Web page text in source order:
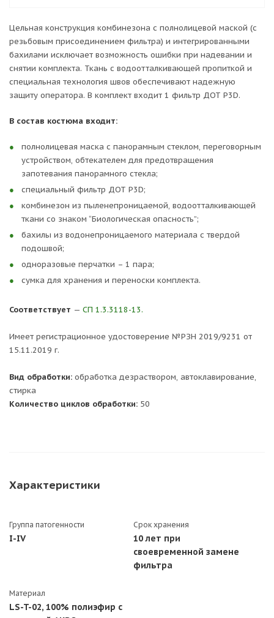
Цельная конструкция комбинезона с полнолицевой маской (с
резьбовым присоединением фильтра) и интегрированными
бахилами исключает возможность ошибки при надевании и
снятии комплекта. Ткань с водоотталкивающей пропиткой и
специальная технология швов обеспечивают надежную
защиту оператора. В комплект входит 1 фильтр ДОТ P3D.
В состав костюма входит:
полнолицевая маска с панорамным стеклом, переговорным
устройством, обтекателем для предотвращения
запотевания панорамного стекла;
специальный фильтр ДОТ P3D;
комбинезон из пыленепроницаемой, водоотталкивающей
ткани со знаком “Биологическая опасность”;
бахилы из водонепроницаемого материала с твердой
подошвой;
одноразовые перчатки – 1 пара;
сумка для хранения и переноски комплекта.
Соответствует — СП 1.3.3118-13.
Имеет регистрационное удостоверение №РЗН 2019/9231 от
15.11.2019 г.
Вид обработки: обработка дезраствором, автоклавирование,
стирка
Количество циклов обработки: 50
Характеристики
Группа патогенности
I-IV
Срок хранения
10 лет при
своевременной замене
фильтра
Материал
LS-T-02, 100% полиэфир с